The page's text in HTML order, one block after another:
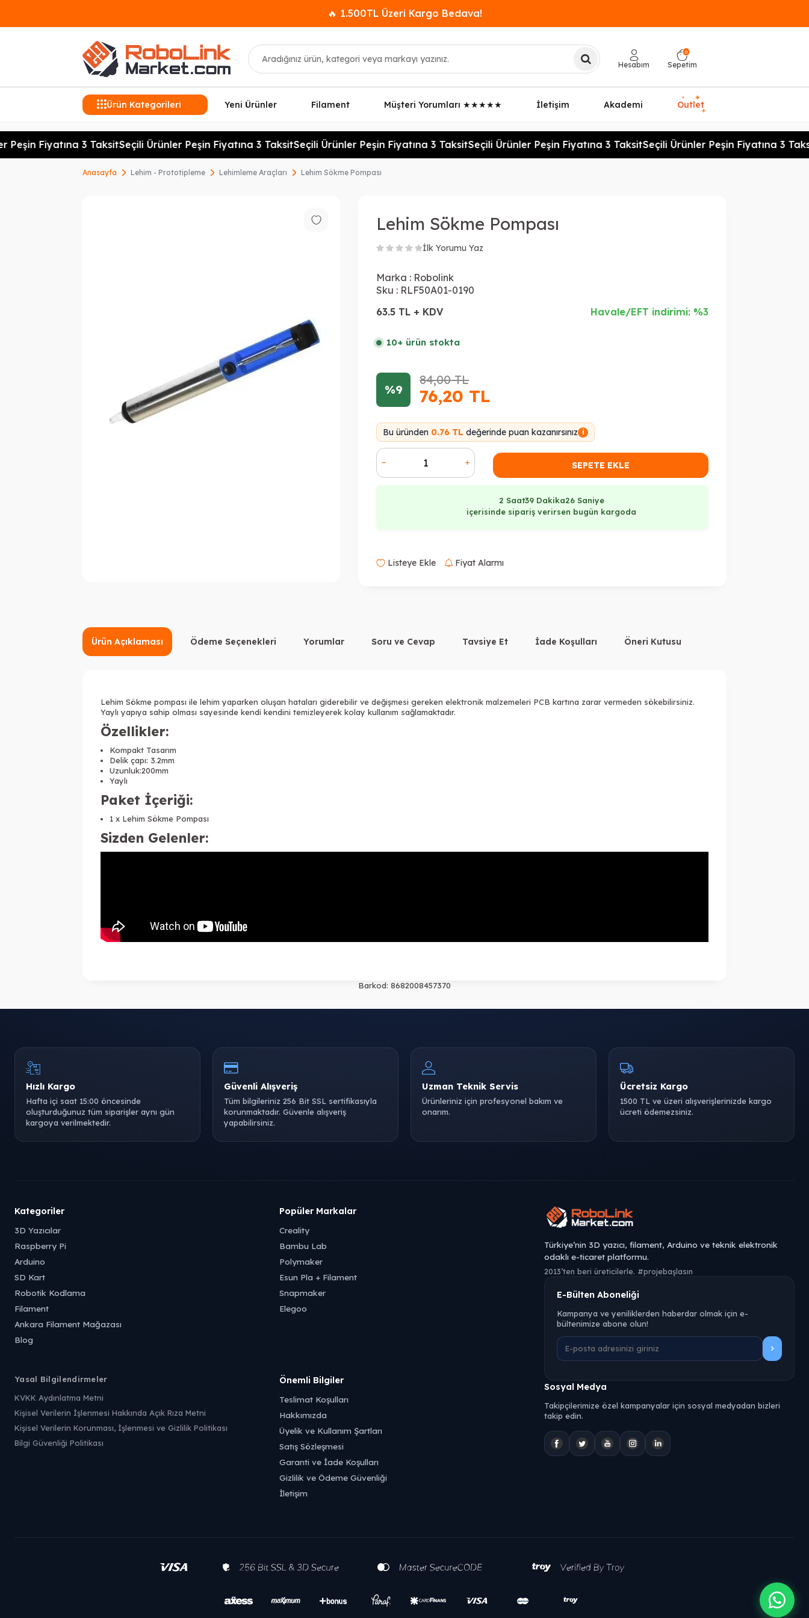
🔥 1.500TL Üzeri Kargo Bedava!
Ara
Hesabım
0
Sepetim
Ürün Kategorileri Yeni Ürünler Filament Müşteri Yorumları ★★★★★ İletişim Akademi Outlet
✦ ✦
✦
Fiyatına 3 TaksitSeçili Ürünler Peşin Fiyatına 3 TaksitSeçili Ürünler Peşin Fiyatına 3 TaksitSeçili Ürünler Peşin Fiyatına 3 TaksitSeçili Ürünler Peşin Fiyatına 3
Anasayfa Lehim - Prototipleme Lehimleme Araçları Lehim Sökme Pompası
Lehim Sökme Pompası
İlk Yorumu Yaz
Marka : Robolink
Sku : RLF50A01-0190
63.5 TL + KDV
Havale/EFT indirimi: %3
10+ ürün stokta
%9
84,00TL
76,20 TL
Bu üründen 0.76 TL değerinde puan kazanırsınız i
SEPETE EKLE
2 Saat39 Dakika25 Saniye
içerisinde sipariş verirsen bugün kargoda
Listeye Ekle Fiyat Alarmı
Ürün Açıklaması Ödeme Seçenekleri Yorumlar Soru ve Cevap Tavsiye Et İade Koşulları Öneri Kutusu
Lehim Sökme pompası ile lehim yaparken oluşan hataları giderebilir ve değişmesi gereken elektronik malzemeleri PCB kartına zarar vermeden sökebilirsiniz.
Yaylı yapıya sahip olması sayesinde kendi kendini temizleyerek kolay kullanım sağlamaktadır.
Özellikler:
Kompakt Tasarım
Delik çapı: 3.2mm
Uzunluk:200mm
Yaylı
Paket İçeriği:
1 x Lehim Sökme Pompası
Sizden Gelenler:
Barkod: 8682008457370
Hızlı Kargo
Hafta içi saat 15:00 öncesinde
oluşturduğunuz tüm siparişler aynı gün
kargoya verilmektedir.
Güvenli Alışveriş
Tüm bilgileriniz 256 Bit SSL sertifikasıyla
korunmaktadır. Güvenle alışveriş
yapabilirsiniz.
Uzman Teknik Servis
Ürünleriniz için profesyonel bakım ve
onarım.
Ücretsiz Kargo
1500 TL ve üzeri alışverişlerinizde kargo
ücreti ödemezsiniz.
Kategoriler
3D Yazıcılar
Raspberry Pi
Arduino
SD Kart
Robotik Kodlama
Filament
Ankara Filament Mağazası
Blog
Popüler Markalar
Creality
Bambu Lab
Polymaker
Esun Pla + Filament
Snapmaker
Elegoo
Yasal Bilgilendirmeler
KVKK Aydınlatma Metni
Kişisel Verilerin İşlenmesi Hakkında Açık Rıza Metni
Kişisel Verilerin Korunması, İşlenmesi ve Gizlilik Politikası
Bilgi Güvenliği Politikası
Önemli Bilgiler
Teslimat Koşulları
Hakkımızda
Üyelik ve Kullanım Şartları
Satış Sözleşmesi
Garanti ve İade Koşulları
Gizlilik ve Ödeme Güvenliği
İletişim
Türkiye’nin 3D yazıcı, filament, Arduino ve teknik elektronik
odaklı e-ticaret platformu.
2013’ten beri üreticilerle. #projebaşlasın
E-Bülten Aboneliği
Kampanya ve yeniliklerden haberdar olmak için e-
bültenimize abone olun!
Sosyal Medya
Takipçilerimize özel kampanyalar için sosyal medyadan bizleri
takip edin.